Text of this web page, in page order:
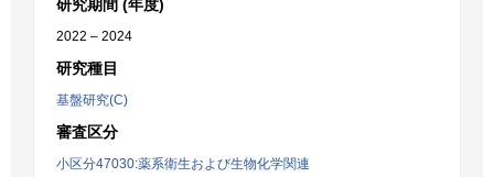
研究期間 (年度)
2022 – 2024
研究種目
基盤研究(C)
審査区分
小区分47030:薬系衛生および生物化学関連